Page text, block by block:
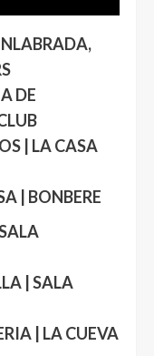
DE
| LA CASA
| BONBERE
| SALA
| LA CUEVA